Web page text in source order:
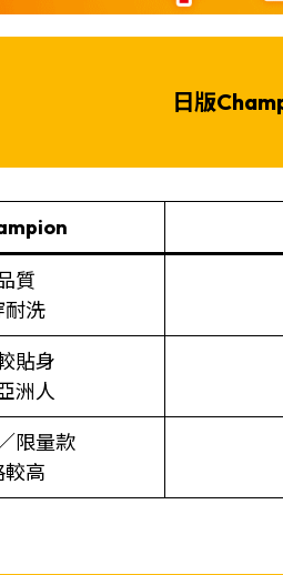
日版
質
耐洗
貼身
洲人
限量款
較高